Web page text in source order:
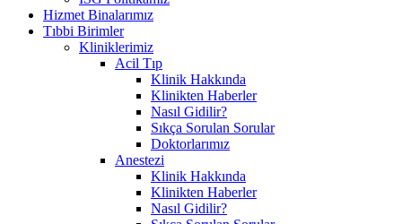
Hizmet Binalarımız
Tıbbi Birimler
Kliniklerimiz
Acil Tıp
Klinik Hakkında
Klinikten Haberler
Nasıl Gidilir?
Sıkça Sorulan Sorular
Doktorlarımız
Anestezi
Klinik Hakkında
Klinikten Haberler
Nasıl Gidilir?